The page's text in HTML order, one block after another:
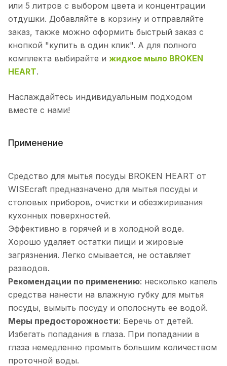
или 5 литров с выбором цвета и концентрации
отдушки. Добавляйте в корзину и отправляйте
заказ, также можно оформить быстрый заказ с
кнопкой "купить в один клик". А для полного
комплекта выбирайте и жидкое мыло BROKEN
HEART.
Наслаждайтесь индивидуальным подходом
вместе с нами!
Применение
Средство для мытья посуды BROKEN HEART от
WISEcraft предназначено для мытья посуды и
столовых приборов, очистки и обезжиривания
кухонных поверхностей.
Эффективно в горячей и в холодной воде.
Хорошо удаляет остатки пищи и жировые
загрязнения. Легко смывается, не оставляет
разводов.
Рекомендации по применению: несколько капель
средства нанести на влажную губку для мытья
посуды, вымыть посуду и ополоснуть ее водой.
Меры предосторожности: Беречь от детей.
Избегать попадания в глаза. При попадании в
глаза немедленно промыть большим количеством
проточной воды.